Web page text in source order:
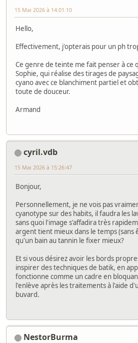
15 Mai 2026 à 14:01:10
Hello,
Effectivement, j'opterais pour un ph
Ce genre de teinte me fait penser à ce
Sophie, qui réalise des tirages de
cyano avec ce blanchiment partiel et
toute de douceur.
Armand
cyril.vdb
15 Mai 2026 à 15:26:47
Bonjour,
Personnellement, je ne vois pas
cyanotype sur des habits, il faudra les
sans quoi l'image s'affadira très
argent tient mieux dans le temps
qu'un bain au tannin le fixer mieux?
Et si vous désirez avoir les bords
inspirer des techniques de batik, en
fonctionne comme un cadre en
l'enlève après les traitements à l'aide
buvard.
NestorBurma